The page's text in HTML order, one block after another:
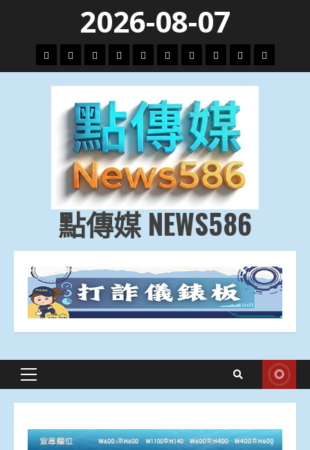
content
2026-08-07
頭
條
財
經
地
方.
會
文
教.
技
專
題
娛
樂
劇
政
治
國
際
運
動
生
活
點傳媒 NEWS586
Primary